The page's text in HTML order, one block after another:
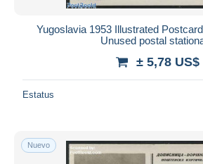
Yugoslavia 1953 Illustrated
Unused postal
± 5,78 US$
Estatus
Nuevo